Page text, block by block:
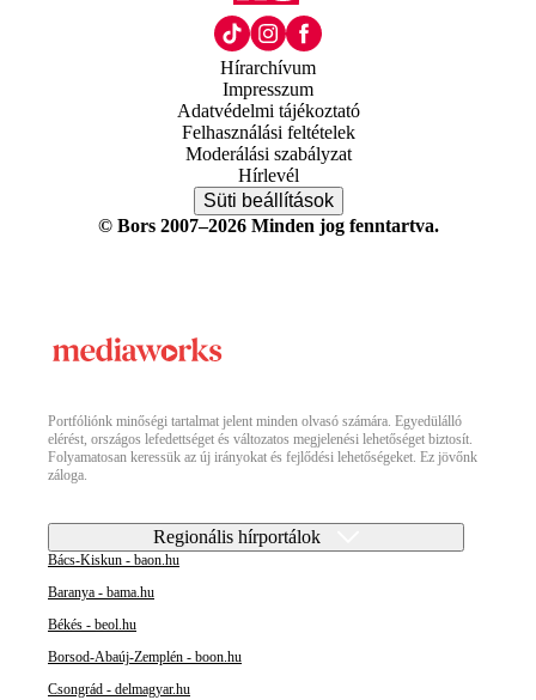
Hírarchívum
Impresszum
Adatvédelmi tájékoztató
Felhasználási feltételek
Moderálási szabályzat
Hírlevél
Süti beállítások
© Bors 2007–2026 Minden jog fenntartva.
Portfóliónk minőségi tartalmat jelent minden olvasó számára. Egyedülálló
elérést, országos lefedettséget és változatos megjelenési lehetőséget biztosít.
Folyamatosan keressük az új irányokat és fejlődési lehetőségeket. Ez jövőnk
záloga.
Regionális hírportálok
Bács-Kiskun - baon.hu
Baranya - bama.hu
Békés - beol.hu
Borsod-Abaúj-Zemplén - boon.hu
Csongrád - delmagyar.hu